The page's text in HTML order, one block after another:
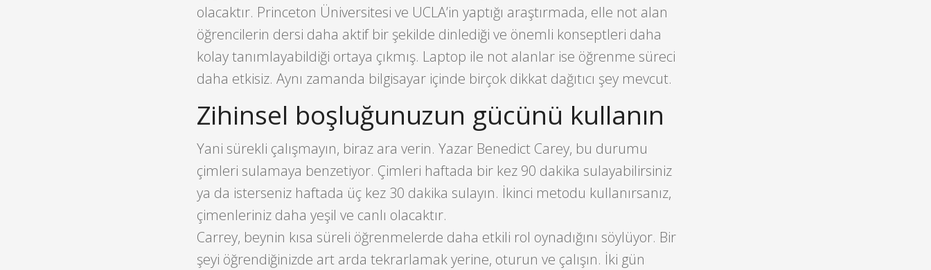
olacaktır. Princeton Üniversitesi ve UCLA’in yaptığı araştırmada, elle not alan
öğrencilerin dersi daha aktif bir şekilde dinlediği ve önemli konseptleri daha
kolay tanımlayabildiği ortaya çıkmış. Laptop ile not alanlar ise öğrenme süreci
daha etkisiz. Aynı zamanda bilgisayar içinde birçok dikkat dağıtıcı şey mevcut.
Zihinsel boşluğunuzun gücünü kullanın
Yani sürekli çalışmayın, biraz ara verin. Yazar Benedict Carey, bu durumu
çimleri sulamaya benzetiyor. Çimleri haftada bir kez 90 dakika sulayabilirsiniz
ya da isterseniz haftada üç kez 30 dakika sulayın. İkinci metodu kullanırsanız,
çimenleriniz daha yeşil ve canlı olacaktır.
Carrey, beynin kısa süreli öğrenmelerde daha etkili rol oynadığını söylüyor. Bir
şeyi öğrendiğinizde art arda tekrarlamak yerine, oturun ve çalışın. İki gün